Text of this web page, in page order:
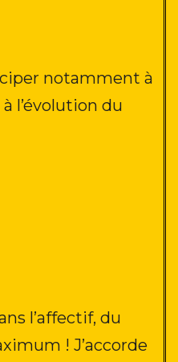
notamment à
l’évolution du
l’affectif, du
! J’accorde